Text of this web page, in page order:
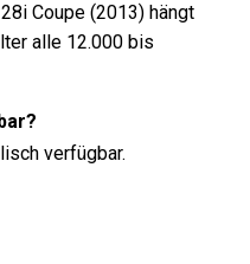
Coupe (2013) hängt
alle 12.000 bis
verfügbar.